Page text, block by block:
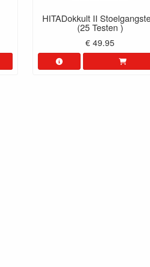
HITADokkult II
(25 Testen )
€ 49.95